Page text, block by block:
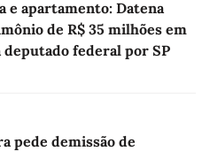
e apartamento: Datena
de R$ 35 milhões em
deputado federal por SP
pede demissão de